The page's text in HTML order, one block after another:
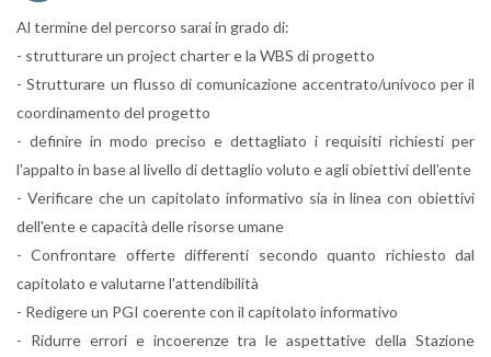
Al termine del percorso sarai in grado di:
- strutturare un project charter e la WBS di progetto
- Strutturare un flusso di comunicazione accentrato/univoco per il
coordinamento del progetto
- definire in modo preciso e dettagliato i requisiti richiesti per
l'appalto in base al livello di dettaglio voluto e agli obiettivi dell'ente
- Verificare che un capitolato informativo sia in linea con obiettivi
dell'ente e capacità delle risorse umane
- Confrontare offerte differenti secondo quanto richiesto dal
capitolato e valutarne l'attendibilità
- Redigere un PGI coerente con il capitolato informativo
- Ridurre errori e incoerenze tra le aspettative della Stazione